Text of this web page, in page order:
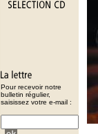
Pour recevoir notre
bulletin régulier,
saisissez votre e-mail :